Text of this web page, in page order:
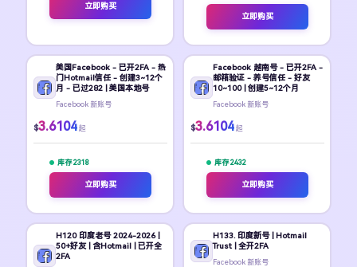
立即购买
立即购买
美国Facebook - 已开2FA - 热
门Hotmail信任 - 创建3~12个
月 - 已过282 | 美国本地号
Facebook 新账号
$3.6104 起
库存 2318
立即购买
Facebook 越南号 - 已开2FA -
邮箱验证 - 养号信任 - 好友
10~100 | 创建5~12个月
Facebook 新账号
$3.6104 起
库存 2432
立即购买
H120 印度老号 2024-2026 |
50+好友 | 含Hotmail | 已开全
2FA
H133. 印度新号 | Hotmail
Trust | 全开2FA
Facebook 新账号